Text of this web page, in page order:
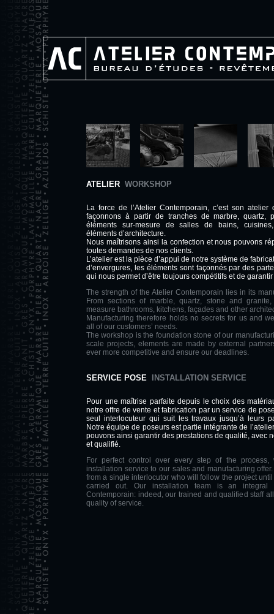
ATELIER WORKSHOP
La force de l’Atelier Contemporain, c’est son atelier
façonnons à partir de tranches de marbre, quartz,
éléments sur-mesure de salles de bains,
éléments d’architecture.
Nous maîtrisons ainsi la confection et nous pouvons
toutes demandes de nos clients.
L’atelier est la pièce d’appui de notre système de
d’envergures, les éléments sont façonnés par des
qui nous permet d’être toujours compétitifs et de
The strength of the Atelier Contemporain lies in its
From sections of marble, quartz, stone and
measure bathrooms, kitchens, façades and other
Manufacturing therefore holds no secrets for us and
all of our customers’ needs.
The workshop is the foundation stone of our
scale projects, elements are made by external
ever more competitive and ensure our deadlines.
SERVICE POSE INSTALLATION SERVICE
Pour une maîtrise parfaite depuis le choix des
notre offre de vente et fabrication par un service de
seul interlocuteur qui suit les travaux jusqu’à leurs
Notre équipe de poseurs est partie intégrante de
pouvons ainsi garantir des prestations de qualité, avec
et qualifié.
For perfect control over every step of the
installation service to our sales and manufacturing
from a single interlocutor who will follow the project
carried out. Our installation team is an integral
Contemporain: indeed, our trained and qualified staff
quality of service.